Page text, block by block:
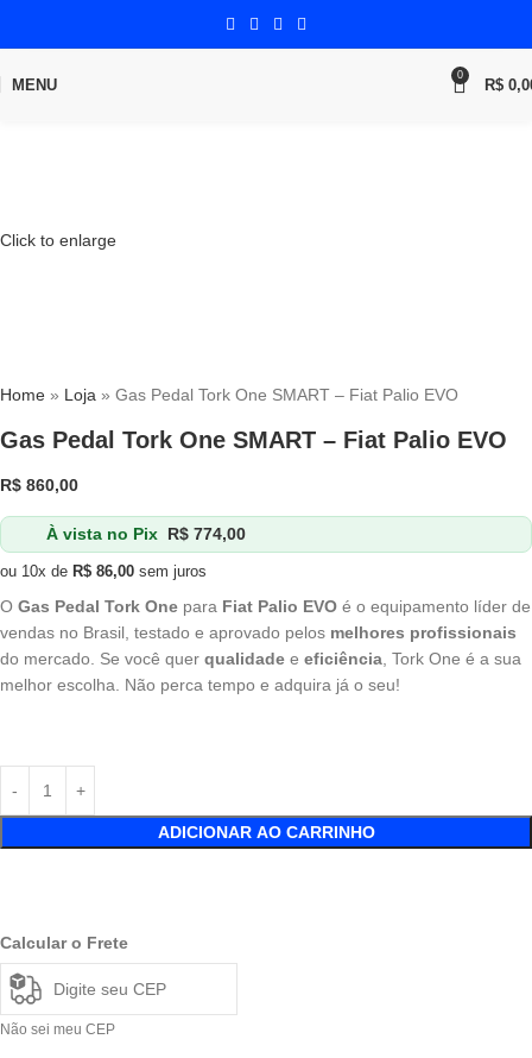
MENU
0
R$
Click to enlarge
Home » Loja » Gas Pedal Tork One SMART – Fiat Palio EVO
Gas Pedal Tork One SMART – Fiat Palio EVO
R$ 860,00
À vista no Pix R$774,00
ou 10x de R$ 86,00 sem juros
O Gas Pedal Tork One para Fiat Palio EVO é o equipamento líder de
vendas no Brasil, testado e aprovado pelos melhores profissionais
do mercado. Se você quer qualidade e eficiência, Tork One é a sua
melhor escolha. Não perca tempo e adquira já o seu!
ADICIONAR AO CARRINHO
Calcular o Frete
Não sei meu CEP